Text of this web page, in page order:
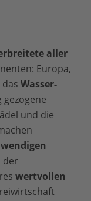
aller
Europa,
Wasser-
gezogene
und die
der
wertvollen